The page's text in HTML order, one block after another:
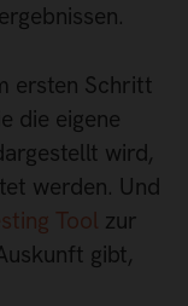
ersten Schritt
die eigene
wird,
werden. Und
Tool zur
gibt,